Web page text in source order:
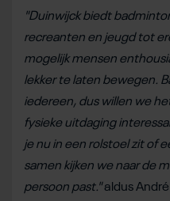
"Duinwijck biedt
recreanten en jeugd tot
mogelijk mensen
lekker te laten bewegen.
iedereen, dus willen we
fysieke uitdaging
je nu in een rolstoel zit of
samen kijken we naar de
persoon past."aldus